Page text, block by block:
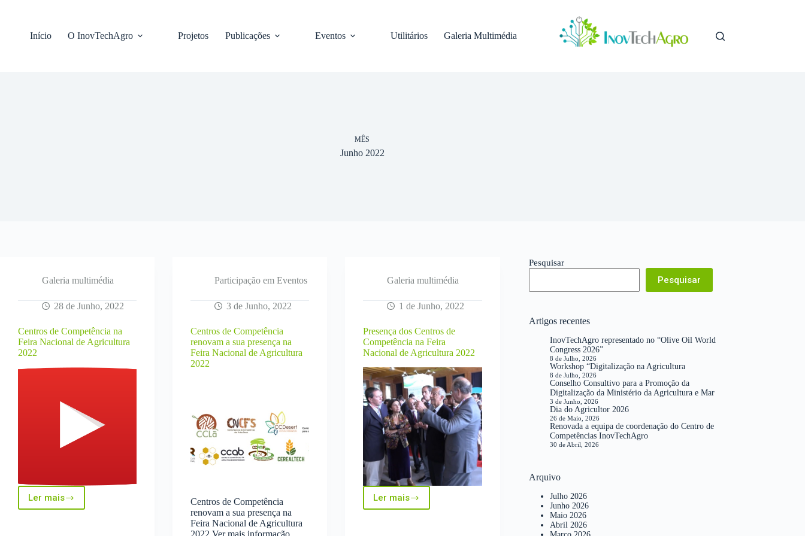
conteúdoInício O InovTechAgro Projetos Publicações Eventos Utilitários Galeria Multimédia
MÊS
Junho 2022
Galeria multimédia
28 de Junho, 2022
Centros de Competência na
Feira Nacional de Agricultura
2022
Ler maisCentros
de
Participação em Eventos
3 de Junho, 2022
Centros de Competência
renovam a sua presença na
Feira Nacional de Agricultura
2022
Centros de Competência
renovam a sua presença na
Feira Nacional de Agricultura
2022 Ver mais informação
Galeria multimédia
1 de Junho, 2022
Presença dos Centros de
Competência na Feira
Nacional de Agricultura 2022
Ler maisPresença
dos
Pesquisar
Pesquisar
Artigos recentes
InovTechAgro representado no “Olive Oil World
Congress 2026”
8 de Julho, 2026
Workshop “Digitalização na Agricultura
8 de Julho, 2026
Conselho Consultivo para a Promoção da
Digitalização da Ministério da Agricultura e Mar
3 de Junho, 2026
Dia do Agricultor 2026
26 de Maio, 2026
Renovada a equipa de coordenação do Centro de
Competências InovTechAgro
30 de Abril, 2026
Arquivo
Julho 2026
Junho 2026
Maio 2026
Abril 2026